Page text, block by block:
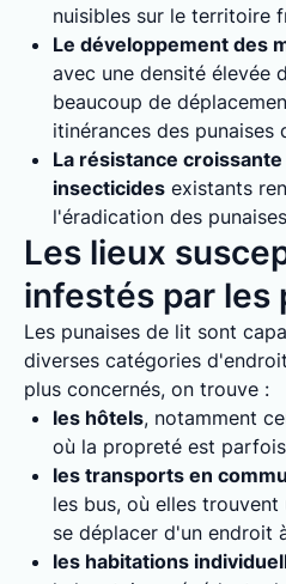
nuisibles sur le territoire
Le développement des
avec une densité élevée
beaucoup de
itinérances des punaises
La résistance
insecticides existants
l'éradication des
Les lieux
infestés par les
Les punaises de lit sont
diverses catégories
plus concernés, on trouve :
les hôtels, notamment
où la propreté est
les transports en
les bus, où elles
se déplacer d'un endroit
les habitations